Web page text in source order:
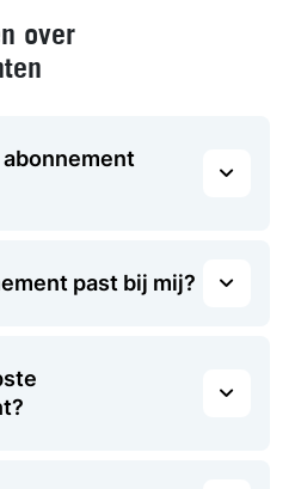
over
past bij mij?